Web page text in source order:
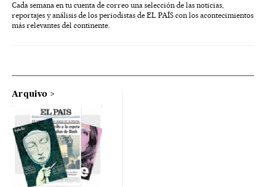
Cada semana en tu cuenta de correo una selección de las noticias,
reportajes y análisis de los periodistas de EL PAÍS con los acontecimientos
más relevantes del continente.
Arquivo